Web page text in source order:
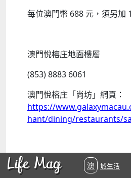
Life Mag 澳城生活
每位澳門幣 688 元， 須另加
澳門悅榕庄地面樓層
(853) 8883 6061
澳門悅榕庄「尚坊」網頁：
https://
hant/dining/restaurants/